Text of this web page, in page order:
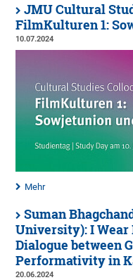
JMU Cultural
FilmKulturen 1:
10.07.2024
Mehr
Suman
University): I Wear
Dialogue between
Performativity in
20.06.2024